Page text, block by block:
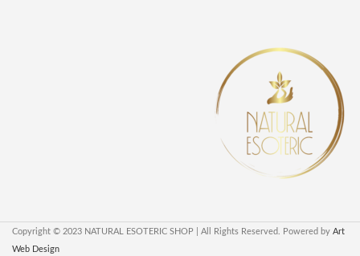
Copyright © 2023 NATURAL ESOTERIC SHOP | All Rights Reserved. Powered by Art
Web Design